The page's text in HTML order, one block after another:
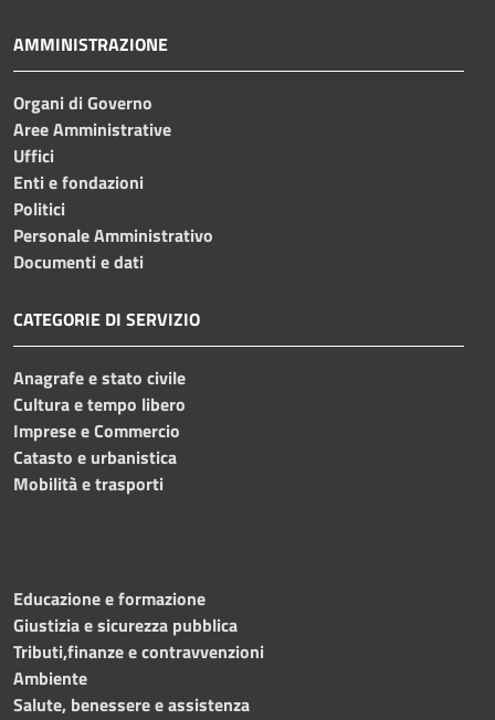
AMMINISTRAZIONE
Organi di Governo
Aree Amministrative
Uffici
Enti e fondazioni
Politici
Personale Amministrativo
Documenti e dati
CATEGORIE DI SERVIZIO
Anagrafe e stato civile
Cultura e tempo libero
Imprese e Commercio
Catasto e urbanistica
Mobilità e trasporti
Educazione e formazione
Giustizia e sicurezza pubblica
Tributi,finanze e contravvenzioni
Ambiente
Salute, benessere e assistenza